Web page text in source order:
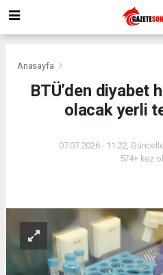
Anasayfa
BTÜ’den diyabet
olacak yerli
07.07.2026 - 11:22,
574+ kez